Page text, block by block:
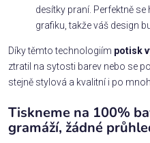
desítky praní. Perfektně
grafiku, takže váš design
Díky těmto technologiím potisk
ztratil na sytosti barev nebo se
stejně stylová a kvalitní i po
Tiskneme na 100%
gramáží, žádné